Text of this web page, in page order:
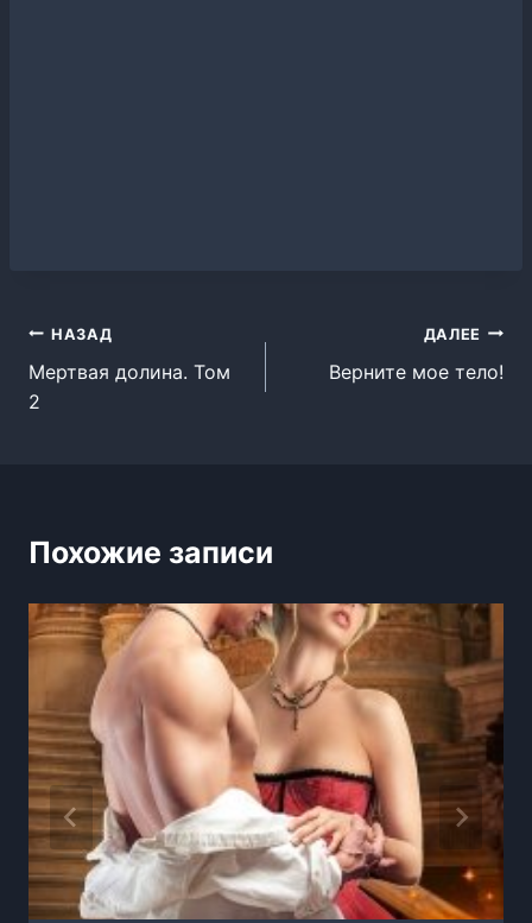
Навигация
по
НАЗАД
Мертвая долина. Том
2
ДАЛЕЕ
Верните мое тело!
Похожие записи